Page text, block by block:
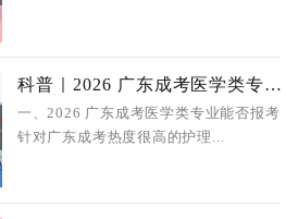
科普｜2026 广东成考医学类专业能不能
一、2026 广东成考医学类专业能否报考
针对广东成考热度很高的护理...